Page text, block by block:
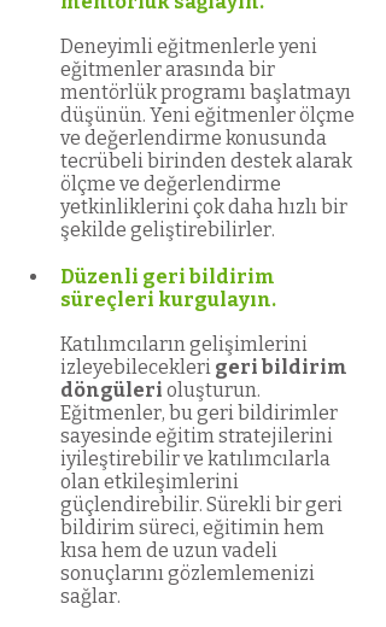
Deneyimli eğitmenlerle yeni
eğitmenler arasında bir
mentörlük programı başlatmayı
düşünün. Yeni eğitmenler ölçme
ve değerlendirme konusunda
tecrübeli birinden destek alarak
ölçme ve değerlendirme
yetkinliklerini çok daha hızlı bir
şekilde geliştirebilirler.
Düzenli geri bildirim
süreçleri kurgulayın.
Katılımcıların gelişimlerini
izleyebilecekleri geri bildirim
döngüleri oluşturun.
Eğitmenler, bu geri bildirimler
sayesinde eğitim stratejilerini
iyileştirebilir ve katılımcılarla
olan etkileşimlerini
güçlendirebilir. Sürekli bir geri
bildirim süreci, eğitimin hem
kısa hem de uzun vadeli
sonuçlarını gözlemlemenizi
sağlar.